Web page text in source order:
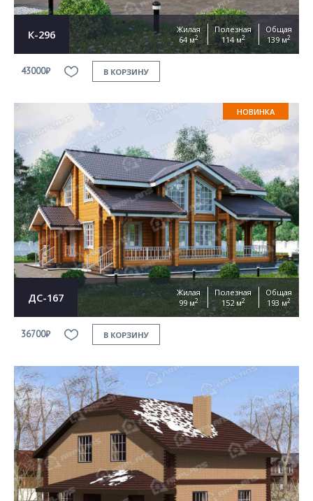
К-296
Жилая
64 м2
Полезная
114 м2
Общая
139 м2
43000₽ В КОРЗИНУ
НОВИНКА
ДС-167
Жилая
99 м2
Полезная
152 м2
Общая
193 м2
36700₽ В КОРЗИНУ